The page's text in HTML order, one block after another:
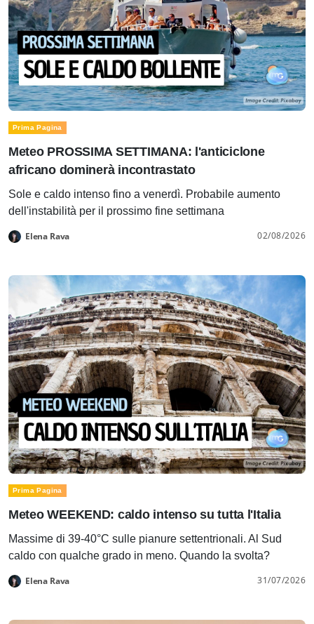
Prima Pagina
Meteo PROSSIMA SETTIMANA: l'anticiclone
africano dominerà incontrastato
Sole e caldo intenso fino a venerdì. Probabile aumento
dell'instabilità per il prossimo fine settimana
Elena Rava 02/08/2026
Prima Pagina
Meteo WEEKEND: caldo intenso su tutta l'Italia
Massime di 39-40°C sulle pianure settentrionali. Al Sud
caldo con qualche grado in meno. Quando la svolta?
Elena Rava 31/07/2026